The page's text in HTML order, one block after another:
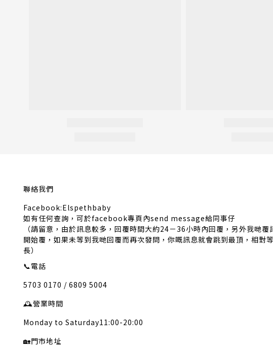
聯絡我們
Facebook:Elspethbaby
如有任何查詢，可於facebook專頁內send message給同事仔
（請留意，由於訊息較多，回覆時間大約24－36小時內回覆，另外我哋覆
開始覆，如果未等到我哋回覆而再次發問，你嘅訊息就會跳到最頂，相對
長）
📞電話
5703 0170 / 6809 5004
🕰️營業時間
Monday to Saturday11:00-20:00
🏡門市地址